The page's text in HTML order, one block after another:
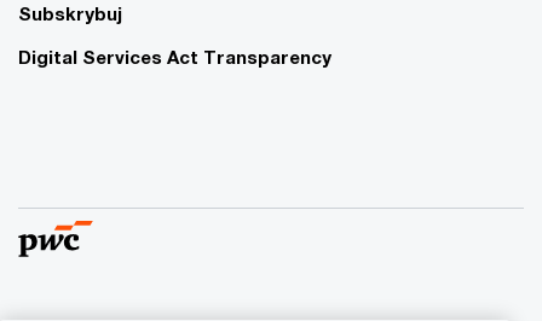
Subskrybuj
Digital Services Act Transparency